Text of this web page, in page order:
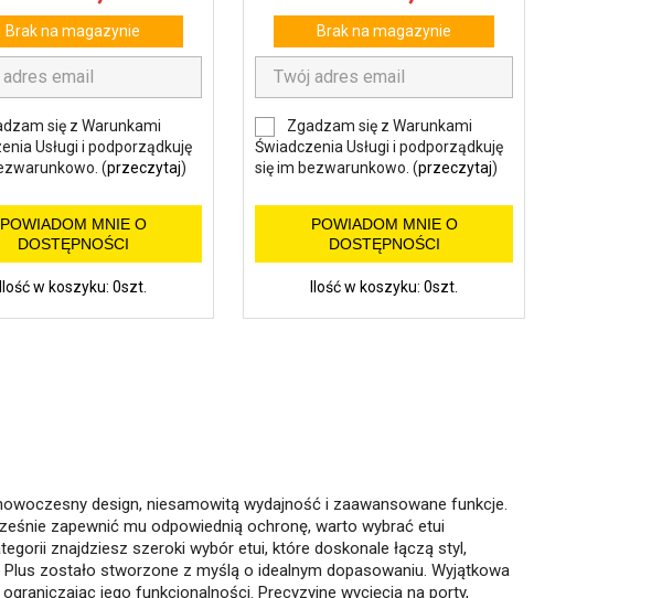
Brak na magazynie
się z Warunkami
Usługi i podporządkuję
(przeczytaj)
POWIADOM MNIE O
DOSTĘPNOŚCI
Ilość w koszyku: 0szt.
Brak na magazynie
Zgadzam się z Warunkami
Świadczenia Usługi i podporządkuję
się im bezwarunkowo. (przeczytaj)
POWIADOM MNIE O
DOSTĘPNOŚCI
Ilość w koszyku: 0szt.
design, niesamowitą wydajność i zaawansowane funkcje.
zapewnić mu odpowiednią ochronę, warto wybrać etui
znajdziesz szeroki wybór etui, które doskonale łączą styl,
zostało stworzone z myślą o idealnym dopasowaniu. Wyjątkowa
jego funkcjonalności. Precyzyjne wycięcia na porty,